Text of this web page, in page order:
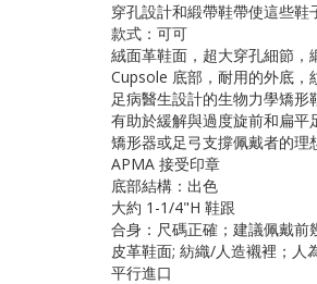
穿孔設計和緞帶鞋帶使這些鞋
款式：可可
絨面革鞋面，超大穿孔細節，
Cupsole 底部，耐用的外底，
足病醫生設計的生物力學矯
有助於緩解與過度旋前和扁平
矯形器或足弓支撐佩戴者的理
APMA 接受印章
底部結構：出色
大約 1-1/4"H 鞋跟
合身：尺碼正確；建議佩戴
皮革鞋面; 紡織/人造襯裡；人
平行進口